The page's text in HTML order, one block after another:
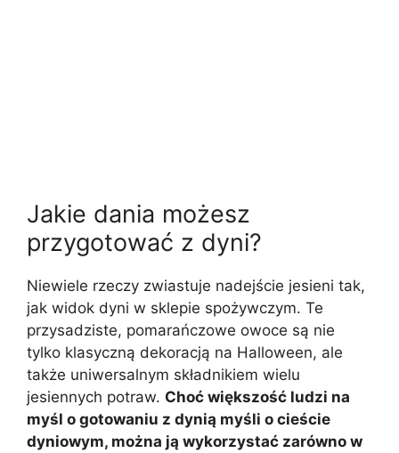
Jakie dania możesz
przygotować z dyni?
Niewiele rzeczy zwiastuje nadejście jesieni tak,
jak widok dyni w sklepie spożywczym. Te
przysadziste, pomarańczowe owoce są nie
tylko klasyczną dekoracją na Halloween, ale
także uniwersalnym składnikiem wielu
jesiennych potraw. Choć większość ludzi na
myśl o gotowaniu z dynią myśli o cieście
dyniowym, można ją wykorzystać zarówno w